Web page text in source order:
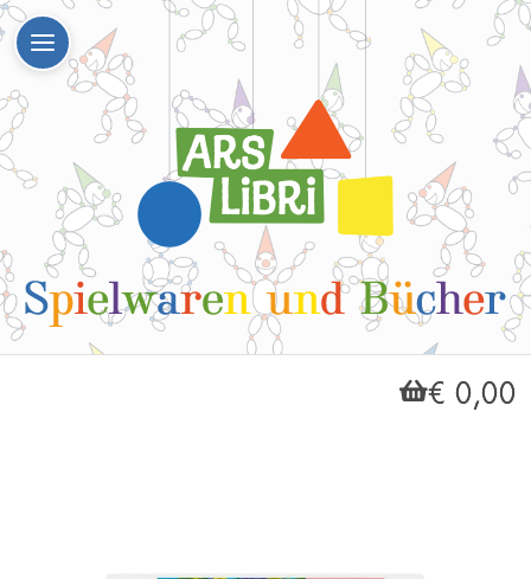
€ 0,00